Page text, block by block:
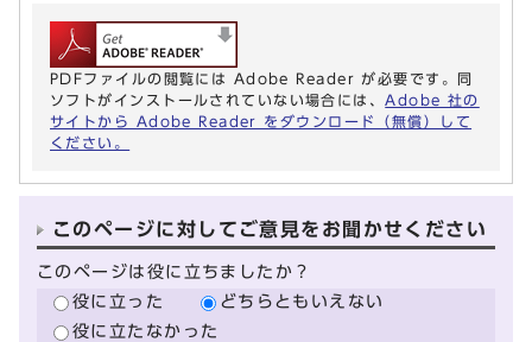
PDFファイルの閲覧には Adobe Reader が必要です。同
ソフトがインストールされていない場合には、Adobe 社の
サイトから Adobe Reader をダウンロード（無償）して
ください。
このページに対してご意見をお聞かせください
このページは役に立ちましたか？
役に立った
どちらともいえない
役に立たなかった